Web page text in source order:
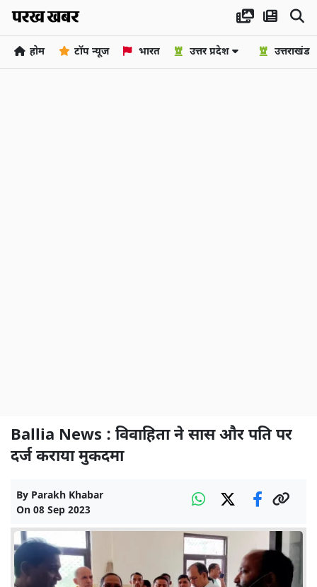
होम टॉप न्यूज भारत उत्तर प्रदेश उत्तराखंड
Ballia News : विवाहिता ने सास और पति पर
दर्ज कराया मुकदमा
By Parakh Khabar
On 08 Sep 2023